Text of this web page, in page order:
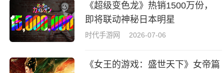
《超级变色龙》热销1500万份，
即将联动神秘日本明星
时代手游网 2026-07-06
《女王的游戏：盛世天下》女帝篇